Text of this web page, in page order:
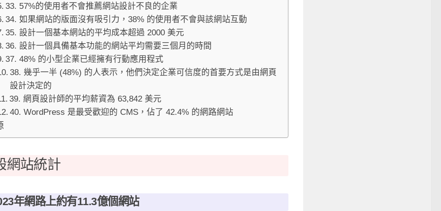
33. 57%的使用者不會推薦網站設計不良的企業
34. 如果網站的版面沒有吸引力，38% 的使用者不會與該網站互動
35. 設計一個基本網站的平均成本超過 2000 美元
36. 設計一個具備基本功能的網站平均需要三個月的時間
37. 48% 的小型企業已經擁有行動應用程式
38. 幾乎一半 (48%) 的人表示，他們決定企業可信度的首要方式是由網頁
設計決定的
39. 網頁設計師的平均薪資為 63,842 美元
40. WordPress 是最受歡迎的 CMS，佔了 42.4% 的網路網站
網站統計
年網路上約有11.3億個網站